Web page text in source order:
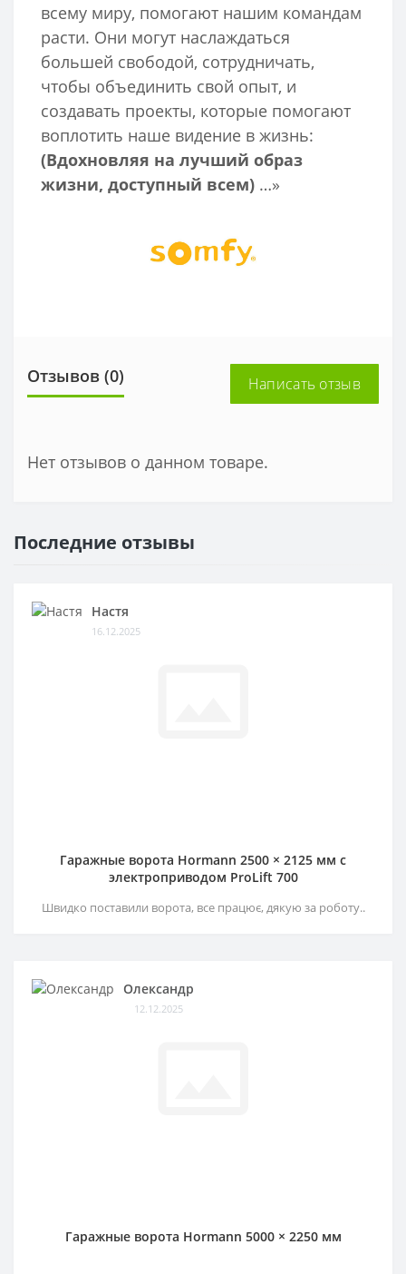
всему миру, помогают нашим командам
расти. Они могут наслаждаться
большей свободой, сотрудничать,
чтобы объединить свой опыт, и
создавать проекты, которые помогают
воплотить наше видение в жизнь:
(Вдохновляя на лучший образ
жизни, доступный всем) …»
Отзывов (0) Написать отзыв
Нет отзывов о данном товаре.
Последние отзывы
Настя
16.12.2025
Гаражные ворота Hormann 2500 × 2125 мм c
электроприводом ProLift 700
Швидко поставили ворота, все працює, дякую за роботу..
Олександр
12.12.2025
Гаражные ворота Hormann 5000 × 2250 мм